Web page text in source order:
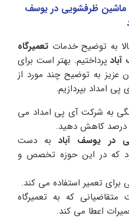
ماشین ظرفشویی در یوسف
به توضیح خدمات تعمیرگاه
پرداختیم. بهتر است برای
عزیز به توضیح چند مورد از
امداد بپردازیم.
به شرکت آی پی امداد می
در یوسف آبادبه دست
که در این حوزه تخصص و
تعمیر استفاده می کند.
که به تعمیرگاه
اعطا می کند.